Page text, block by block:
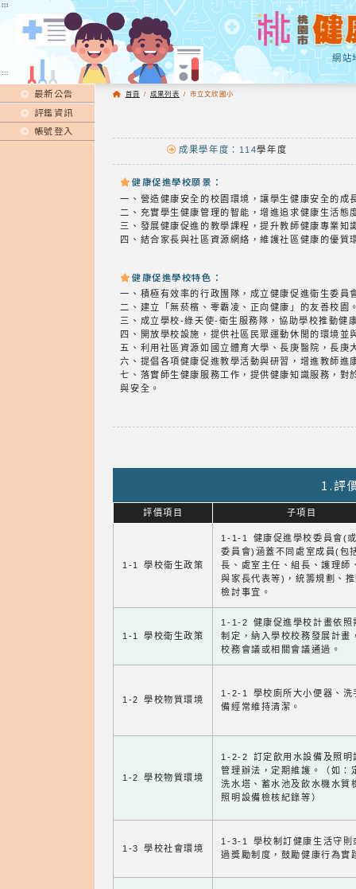
:::
網站
:::
最新公告
評鑑資訊
帳號登入
首頁 / 成果列表 / 市立文欣國小
成果學年度：114學年度
健康促進學校願景：
一、營造健康安全的校園環境，讓學生健康安全的成
二、充實學生健康管理的智能，增進追求健康生活態
三、發展健康促進的教學課程，提升教師健康專業知
四、結合家長與社區資源網絡，維護社區健康的優質
健康促進學校特色：
一、積極有效率的行政團隊，成立健康促進衛生委員
二、建立「無菸檳、零霸凌、正向健康」的友善校園
三、成立學校-綠天使-衛生服務隊，協助學校推動健
四、開放學校設施，提供社區民眾運動休閒的環境並
五、利用社區資源如國立體育大學、長庚醫院，長
六、提倡各項健康促進教學活動與研習，增進教師進
七、落實師生健康服務工作，提供健康知識服務，
與安全。
1.評
評價項目 子項目
1-1 學校衛生政策
1-1-1 健康促進學校委員會(
委員會)涵蓋不同處室成員(包
長、處室主任、組長、護理師
與家長代表等)，統籌規劃、
檢討事宜。
1-1 學校衛生政策
1-1-2 健康促進學校計畫依照
制定，納入學校校務發展計畫
校務會議或相關會議通過。
1-2 學校物質環境
1-2-1 學校廁所大小便器、洗
備經常維持清潔。
1-2 學校物質環境
1-2-2 訂定飲用水設備及照明
管理辦法，定期維護。（如：
洗水塔、蓄水池及飲水機水質
照明設備檢核紀錄等）
1-3 學校社會環境
1-3-1 學校制訂健康生活守則
過獎勵制度，鼓勵健康行為實
:::